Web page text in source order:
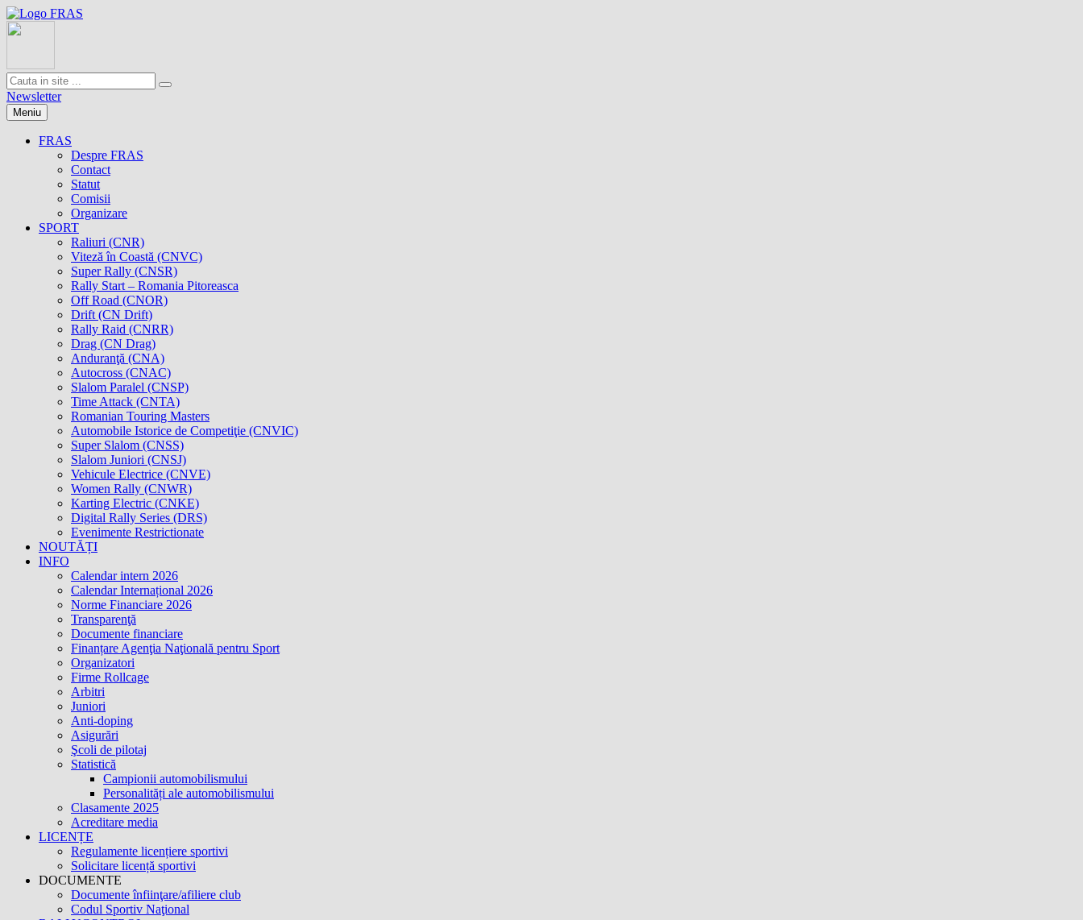
Newsletter
Meniu
FRAS
Despre FRAS
Contact
Statut
Comisii
Organizare
SPORT
Raliuri (CNR)
Viteză în Coastă (CNVC)
Super Rally (CNSR)
Rally Start – Romania Pitoreasca
Off Road (CNOR)
Drift (CN Drift)
Rally Raid (CNRR)
Drag (CN Drag)
Anduranţă (CNA)
Autocross (CNAC)
Slalom Paralel (CNSP)
Time Attack (CNTA)
Romanian Touring Masters
Automobile Istorice de Competiţie (CNVIC)
Super Slalom (CNSS)
Slalom Juniori (CNSJ)
Vehicule Electrice (CNVE)
Women Rally (CNWR)
Karting Electric (CNKE)
Digital Rally Series (DRS)
Evenimente Restrictionate
NOUTĂȚI
INFO
Calendar intern 2026
Calendar Internațional 2026
Norme Financiare 2026
Transparenţă
Documente financiare
Finanțare Agenţia Naţională pentru Sport
Organizatori
Firme Rollcage
Arbitri
Juniori
Anti-doping
Asigurări
Şcoli de pilotaj
Statistică
Campionii automobilismului
Personalități ale automobilismului
Clasamente 2025
Acreditare media
LICENȚE
Regulamente licențiere sportivi
Solicitare licență sportivi
DOCUMENTE
Documente înfiinţare/afiliere club
Codul Sportiv Naţional